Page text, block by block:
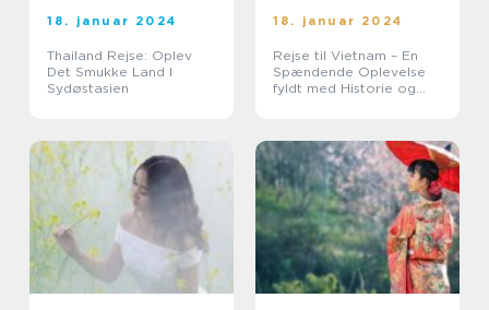
18. januar 2024
Thailand Rejse: Oplev
Det Smukke Land I
Sydøstasien
18. januar 2024
Rejse til Vietnam – En
Spændende Oplevelse
fyldt med Historie og